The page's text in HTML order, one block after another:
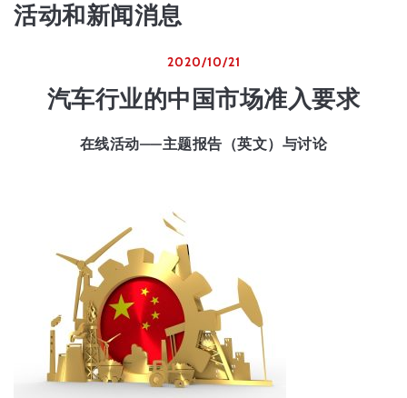
活动和新闻消息
2020/10/21
汽车行业的中国市场准入要求
在线活动——主题报告（英文）与讨论